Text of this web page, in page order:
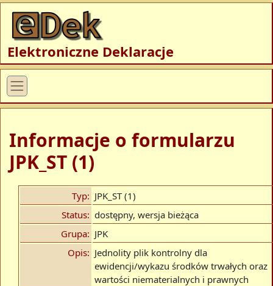
Elektroniczne Deklaracje
Informacje o formularzu
JPK_ST (1)
Typ: JPK_ST (1)
Status: dostępny, wersja bieżąca
Grupa: JPK
Opis: Jednolity plik kontrolny dla
ewidencji/wykazu środków trwałych oraz
wartości niematerialnych i prawnych